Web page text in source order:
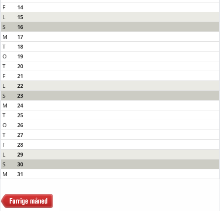
F
14
L
15
S
16
M
17
T
18
O
19
T
20
F
21
L
22
S
23
M
24
T
25
O
26
T
27
F
28
L
29
S
30
M
31